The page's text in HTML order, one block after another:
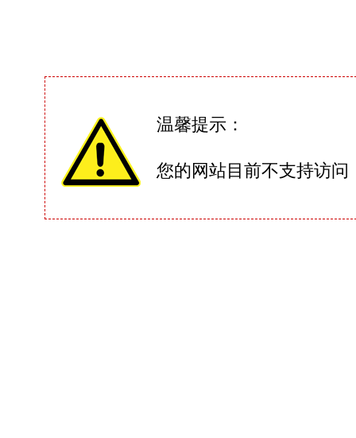
温馨提示：
您的网站目前不支持访